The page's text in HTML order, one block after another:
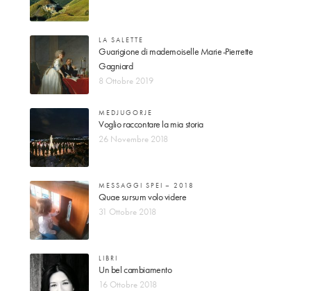
LA SALETTE
Guarigione di mademoiselle Marie-Pierrette
Gagniard
8 Ottobre 2019
MEDJUGORJE
Voglio raccontare la mia storia
26 Novembre 2018
MESSAGGI SPEI – 2018
Quae sursum volo videre
31 Ottobre 2018
LIBRI
Un bel cambiamento
16 Ottobre 2018